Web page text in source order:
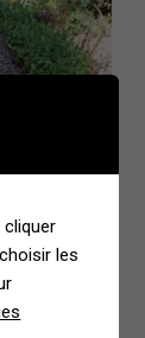
vous avec
déjeuner. Et
les